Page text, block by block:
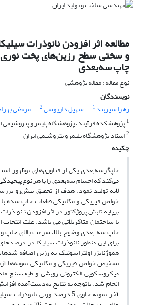
مطالعه اثر افزودن نانوذرات
و سختی سطح رزین‌های پخت نوری
چاپ سه‌بعدی
نوع مقاله : مقاله پژوهشی
نویسندگان
زهرا شیربند 1 سهیل داریوشی2 مرتضی
1پژوهشکده فرآیند، پژوهشگاه پلیمر و پتروشیمی
2استاد پژوهشگاه پلیمر و پتروشیمی ایران
چکیده
چاپگرسه‌بعدی یکی از فناوری‌های نوظهور
می‌کند که اجسام سه‌بعدی را با هر نوع
لایه تولید نمود. هدف از تحقیق پیش‌رو
خواص فیزیکی و مکانیکی قطعات چاپ شده با
برپایه تابش پروژکتور در اثر افزودن نانو
با ساختمان متاکریلاتی می باشد. علت
چاپ سه بعدی وضوح بالا، سرعت بالای
هموژنایزر اولتراسونیک به رزین اضافه
تشخیص خواص فیزیکی و مکانیکی نمونه‌ها
میکروسکوپی الکترونی روبشی و طیف‌سنج
انجام شد. باتوجه به نتایج به‌دست‌آمده
آخر نمونه حاوی 5 درصد وزنی